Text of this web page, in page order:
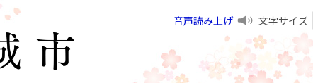
音声読み上げ 文字サイズ